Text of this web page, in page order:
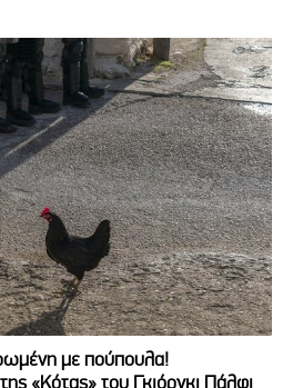
με πούπουλα!
«Κότας» του Γκιόργκι Πάλφι